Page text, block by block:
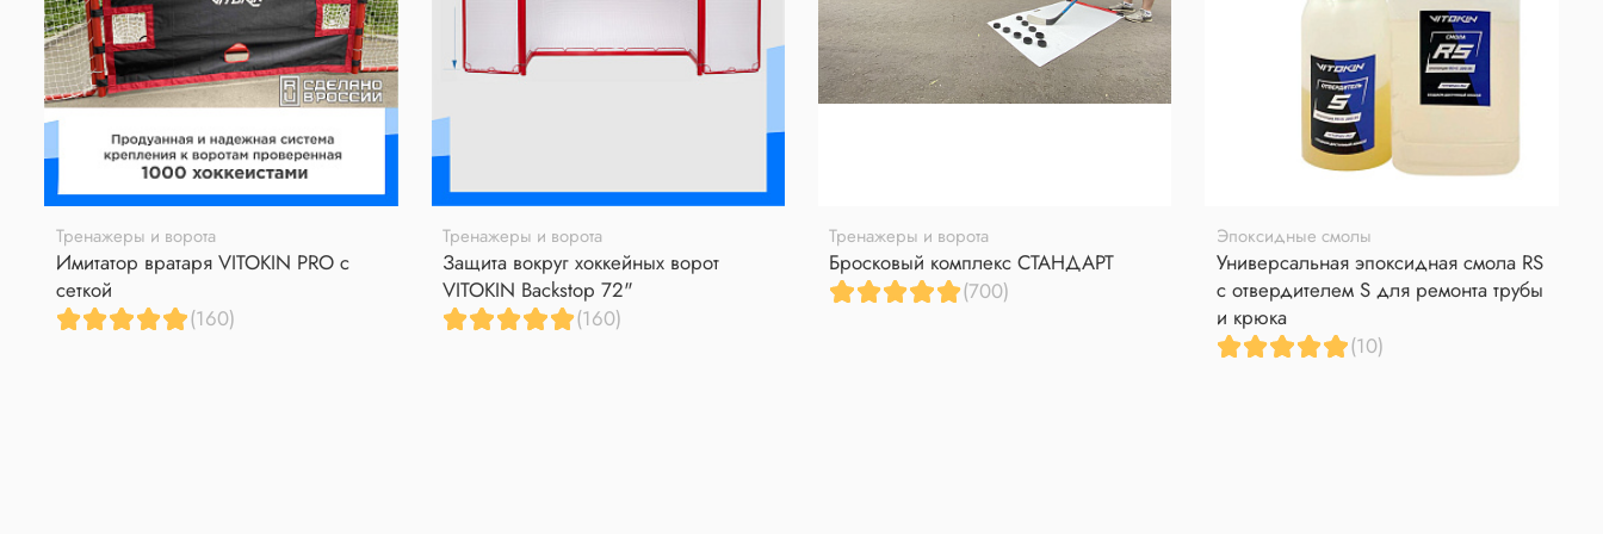
Тренажеры и ворота
Имитатор вратаря VITOKIN PRO с
сеткой
(160)
Тренажеры и ворота
Защита вокруг хоккейных ворот
VITOKIN Backstop 72"
(160)
Тренажеры и ворота
Бросковый комплекс СТАНДАРТ
(700)
Эпоксидные смолы
Универсальная эпоксидная смола RS
с отвердителем S для ремонта трубы
и крюка
(10)